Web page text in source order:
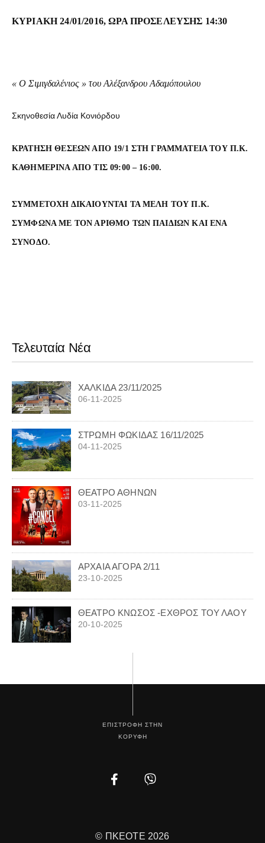
ΚΥΡΙΑΚΗ 24/01/2016, ΩΡΑ ΠΡΟΣΕΛΕΥΣΗΣ 14:30
« Ο Σιμιγδαλένιος » του Αλέξανδρου Αδαμόπουλου
Σκηνοθεσία Λυδία Κονιόρδου
ΚΡΑΤΗΣΗ ΘΕΣΕΩΝ ΑΠΟ 19/1 ΣΤΗ ΓΡΑΜΜΑΤΕΙΑ ΤΟΥ Π.Κ.
ΚΑΘΗΜΕΡΙΝΑ ΑΠΟ ΤΙΣ 09:00 – 16:00.
ΣΥΜΜΕΤΟΧΗ ΔΙΚΑΙΟΥΝΤΑΙ ΤΑ ΜΕΛΗ ΤΟΥ Π.Κ.
ΣΥΜΦΩΝΑ ΜΕ ΤΟΝ ΑΡΙΘΜΟ ΤΩΝ ΠΑΙΔΙΩΝ ΚΑΙ ΕΝΑ
ΣΥΝΟΔΟ.
Τελευταία Νέα
ΧΑΛΚΙΔΑ 23/11/2025
06-11-2025
ΣΤΡΩΜΗ ΦΩΚΙΔΑΣ 16/11/2025
04-11-2025
ΘΕΑΤΡΟ ΑΘΗΝΩΝ
03-11-2025
ΑΡΧΑΙΑ ΑΓΟΡΑ 2/11
23-10-2025
ΘΕΑΤΡΟ ΚΝΩΣΟΣ -ΕΧΘΡΟΣ ΤΟΥ ΛΑΟΥ
20-10-2025
ΕΠΙΣΤΡΟΦΗ ΣΤΗΝ
ΚΟΡΥΦΗ
© ΠΚΕΟΤΕ 2026